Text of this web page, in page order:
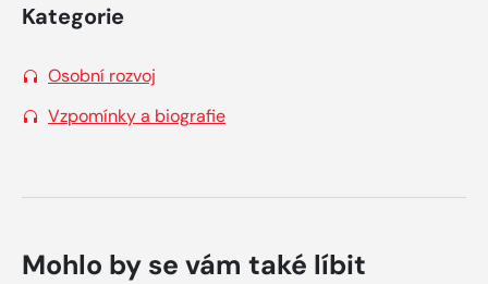
Kategorie
Osobní rozvoj
Vzpomínky a biografie
Mohlo by se vám také líbit